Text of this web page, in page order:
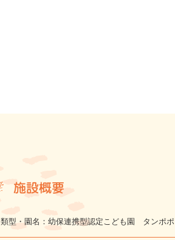
施設概要
類型・園名：幼保連携型認定こども園 タンポポ